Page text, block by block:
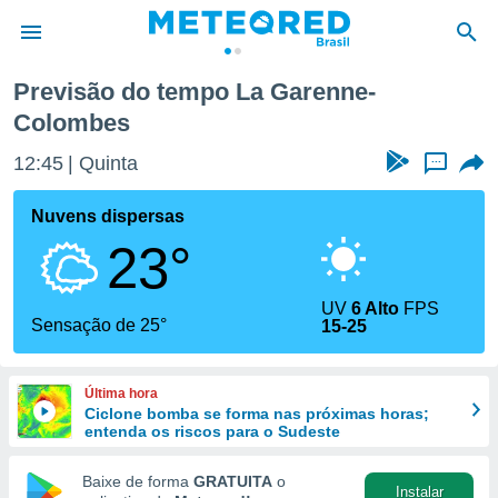
da
por
para
fornecidas
e
forma
Previsão do tempo La Garenne-
Colombes
12:45 Quinta ...
Nuvens dispersas
23°
Sensação de 25°
UV6 Alto FPS
15-25
Última hora
Ciclone bomba se forma nas próximas horas;
entenda os riscos para o Sudeste
Baixe de forma GRATUITA o
Instalar